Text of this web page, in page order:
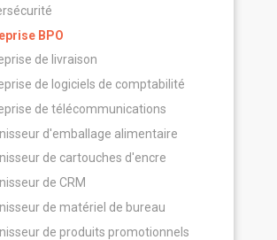
BPO
de livraison
de logiciels de comptabilité
de télécommunications
d'emballage alimentaire
de cartouches d'encre
de CRM
de matériel de bureau
de produits promotionnels